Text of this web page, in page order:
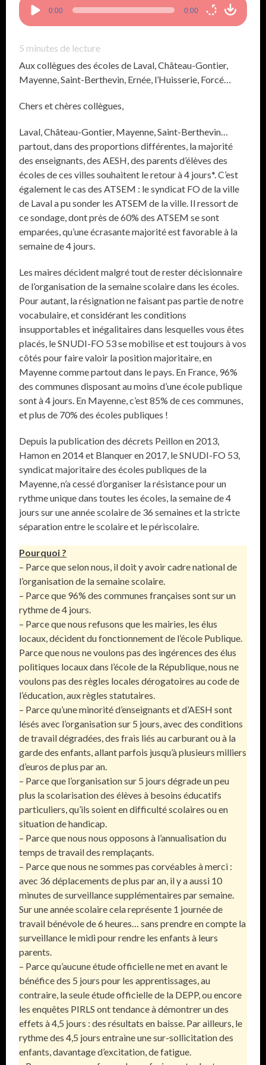
audio
0:00 0:00
5 minutes de lecture
Aux collègues des écoles de Laval, Château-Gontier,
Mayenne, Saint-Berthevin, Ernée, l’Huisserie, Forcé…
Chers et chères collègues,
Laval, Château-Gontier, Mayenne, Saint-Berthevin…
partout, dans des proportions différentes, la majorité
des enseignants, des AESH, des parents d’élèves des
écoles de ces villes souhaitent le retour à 4 jours*. C’est
également le cas des ATSEM : le syndicat FO de la ville
de Laval a pu sonder les ATSEM de la ville. Il ressort de
ce sondage, dont près de 60% des ATSEM se sont
emparées, qu’une écrasante majorité est favorable à la
semaine de 4 jours.
Les maires décident malgré tout de rester décisionnaire
de l’organisation de la semaine scolaire dans les écoles.
Pour autant, la résignation ne faisant pas partie de notre
vocabulaire, et considérant les conditions
insupportables et inégalitaires dans lesquelles vous êtes
placés, le SNUDI-FO 53 se mobilise et est toujours à vos
côtés pour faire valoir la position majoritaire, en
Mayenne comme partout dans le pays. En France, 96%
des communes disposant au moins d’une école publique
sont à 4 jours. En Mayenne, c’est 85% de ces communes,
et plus de 70% des écoles publiques !
Depuis la publication des décrets Peillon en 2013,
Hamon en 2014 et Blanquer en 2017, le SNUDI-FO 53,
syndicat majoritaire des écoles publiques de la
Mayenne, n’a cessé d’organiser la résistance pour un
rythme unique dans toutes les écoles, la semaine de 4
jours sur une année scolaire de 36 semaines et la stricte
séparation entre le scolaire et le périscolaire.
Pourquoi ?
– Parce que selon nous, il doit y avoir cadre national de
l’organisation de la semaine scolaire.
– Parce que 96% des communes françaises sont sur un
rythme de 4 jours.
– Parce que nous refusons que les mairies, les élus
locaux, décident du fonctionnement de l’école Publique.
Parce que nous ne voulons pas des ingérences des élus
politiques locaux dans l’école de la République, nous ne
voulons pas des règles locales dérogatoires au code de
l’éducation, aux règles statutaires.
– Parce qu’une minorité d’enseignants et d’AESH sont
lésés avec l’organisation sur 5 jours, avec des conditions
de travail dégradées, des frais liés au carburant ou à la
garde des enfants, allant parfois jusqu’à plusieurs milliers
d’euros de plus par an.
– Parce que l’organisation sur 5 jours dégrade un peu
plus la scolarisation des élèves à besoins éducatifs
particuliers, qu’ils soient en difficulté scolaires ou en
situation de handicap.
– Parce que nous nous opposons à l’annualisation du
temps de travail des remplaçants.
– Parce que nous ne sommes pas corvéables à merci :
avec 36 déplacements de plus par an, il y a aussi 10
minutes de surveillance supplémentaires par semaine.
Sur une année scolaire cela représente 1 journée de
travail bénévole de 6 heures… sans prendre en compte la
surveillance le midi pour rendre les enfants à leurs
parents.
– Parce qu’aucune étude officielle ne met en avant le
bénéfice des 5 jours pour les apprentissages, au
contraire, la seule étude officielle de la DEPP, ou encore
les enquêtes PIRLS ont tendance à démontrer un des
effets à 4,5 jours : des résultats en baisse. Par ailleurs, le
rythme des 4,5 jours entraine une sur-sollicitation des
enfants, davantage d’excitation, de fatigue.